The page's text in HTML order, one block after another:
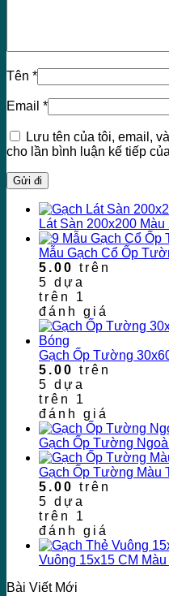
Tên *
Email *
Lưu tên của tôi, email,
cho lần bình luận kế tiếp
Lát Sàn 200x200
Mẫu Gạch Cổ Ốp
5.00 trên
5 dựa
trên 1
đánh giá
Gạch Ốp Tường
5.00 trên
5 dựa
trên 1
đánh giá
Gạch Ốp Tường
Gạch Ốp Tường Màu
5.00 trên
5 dựa
trên 1
đánh giá
Vuông 15x15 CM
Bài Viết Mới